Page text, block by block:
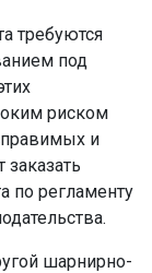
требуются
под
риском
и
заказать
по регламенту
шарнирно-